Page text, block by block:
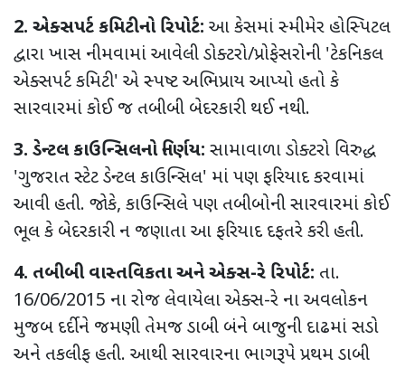
2. એક્સપર્ટ કમિટીનો રિપોર્ટ: આ કેસમાં સ્મીમેર હોસ્પિટલ
દ્વારા ખાસ નીમવામાં આવેલી ડોક્ટરો/પ્રોફેસરોની 'ટેકનિકલ
એક્સપર્ટ કમિટી' એ સ્પષ્ટ અભિપ્રાય આપ્યો હતો કે
સારવારમાં કોઈ જ તબીબી બેદરકારી થઈ નથી.
3. ડેન્ટલ કાઉન્સિલનો નિર્ણય: સામાવાળા ડોક્ટરો વિરુદ્ધ
'ગુજરાત સ્ટેટ ડેન્ટલ કાઉન્સિલ' માં પણ ફરિયાદ કરવામાં
આવી હતી. જોકે, કાઉન્સિલે પણ તબીબોની સારવારમાં કોઈ
ભૂલ કે બેદરકારી ન જણાતા આ ફરિયાદ દફતરે કરી હતી.
4. તબીબી વાસ્તવિકતા અને એક્સ-રે રિપોર્ટ: તા.
16/06/2015 ના રોજ લેવાયેલા એક્સ-રે ના અવલોકન
મુજબ દર્દીને જમણી તેમજ ડાબી બંને બાજુની દાઢમાં સડો
અને તકલીફ હતી. આથી સારવારના ભાગરૂપે પ્રથમ ડાબી